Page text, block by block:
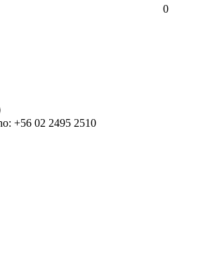
0
+56 02 2495 2510